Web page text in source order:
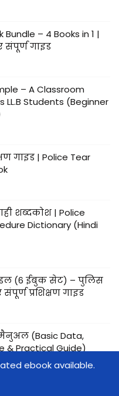
ebook available.
Bundle – 4 Books in 1 |
संपूर्ण गाइड
– A Classroom
LL.B Students (Beginner
गाइड | Police Tear
शब्दकोश | Police
Dictionary (Hindi
(6 ईबुक सेट) – पुलिस
प्रशिक्षण गाइड
मैनुअल (Basic Data,
& Practical Guide)
ebook available.